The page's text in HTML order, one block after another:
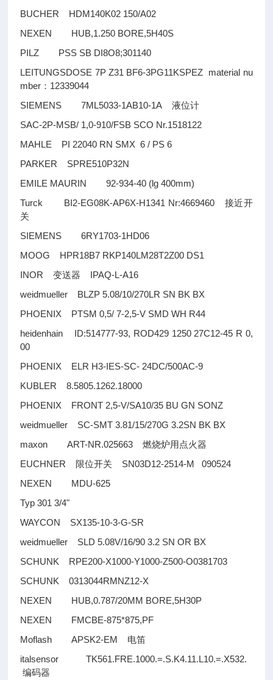
BUCHER HDM140K02 150/A02
NEXEN HUB,1.250 BORE,5H40S
PILZ PSS SB DI8O8;301140
LEITUNGSDOSE 7P Z31 BF6-3PG11KSPEZ material nu
mber ： 12339044
SIEMENS 7ML5033-1AB10-1A液位计
SAC-2P-MSB/ 1,0-910/FSB SCO Nr.1518122
MAHLE PI 22040 RN SMX 6 / PS 6
PARKER SPRE510P32N
EMILE MAURIN 92-934-40 (lg 400mm)
Turck BI2-EG08K-AP6X-H1341 Nr:4669460 接近开
关
SIEMENS 6RY1703-1HD06
MOOG HPR18B7 RKP140LM28T2Z00 DS1
INOR变送器
IPAQ-L-A16
weidmueller BLZP 5.08/10/270LR SN BK BX
PHOENIX PTSM 0,5/ 7-2,5-V SMD WH R44
heidenhain ID:514777-93, ROD429 1250 27C12-45 R 0,
00
PHOENIX ELR H3-IES-SC- 24DC/500AC-9
KUBLER 8.5805.1262.18000
PHOENIX FRONT 2,5-V/SA10/35 BU GN SONZ
weidmueller SC-SMT 3.81/15/270G 3.2SN BK BX
maxon ART-NR.025663燃烧炉用点火器
EUCHNER 限位开关
SN03D12-2514-M 090524
NEXEN MDU-625
Typ 301 3/4"
WAYCON SX135-10-3-G-SR
weidmueller SLD 5.08V/16/90 3.2 SN OR BX
SCHUNK RPE200-X1000-Y1000-Z500-O0381703
SCHUNK 0313044RMNZ12-X
NEXEN HUB,0.787/20MM BORE,5H30P
NEXEN FMCBE-875*875,PF
Moflash APSK2-EM 电笛
italsensor TK561.FRE.1000.=.S.K4.11.L10.=.X532.
编码器